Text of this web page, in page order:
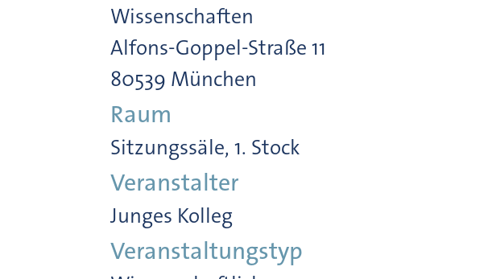
Wissenschaften
Alfons-Goppel-Straße 11
80539 München
Raum
Sitzungssäle, 1. Stock
Veranstalter
Junges Kolleg
Veranstaltungstyp